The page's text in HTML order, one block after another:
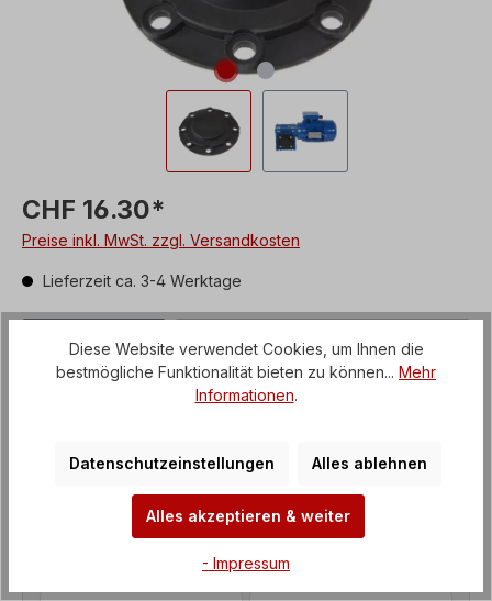
CHF 16.30*
Preise inkl. MwSt. zzgl. Versandkosten
Lieferzeit ca. 3-4 Werktage
In den Warenkorb
Zum Merkzettel hinzufügen
Diese Website verwendet Cookies, um Ihnen die
bestmögliche Funktionalität bieten zu können... Mehr
Informationen.
Datenschutzeinstellungen Alles ablehnen
Alles akzeptieren & weiter
- Impressum